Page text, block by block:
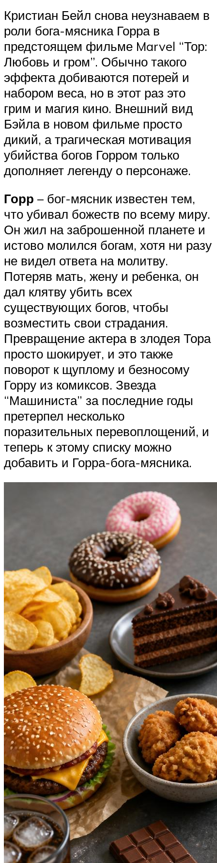
Кристиан Бейл снова неузнаваем в
роли бога-мясника Горра в
предстоящем фильме Marvel “Тор:
Любовь и гром”. Обычно такого
эффекта добиваются потерей и
набором веса, но в этот раз это
грим и магия кино. Внешний вид
Бэйла в новом фильме просто
дикий, а трагическая мотивация
убийства богов Горром только
дополняет легенду о персонаже.
Горр – бог-мясник известен тем,
что убивал божеств по всему миру.
Он жил на заброшенной планете и
истово молился богам, хотя ни разу
не видел ответа на молитву.
Потеряв мать, жену и ребенка, он
дал клятву убить всех
существующих богов, чтобы
возместить свои страдания.
Превращение актера в злодея Тора
просто шокирует, и это также
поворот к щуплому и безносому
Горру из комиксов. Звезда
“Машиниста” за последние годы
претерпел несколько
поразительных перевоплощений, и
теперь к этому списку можно
добавить и Горра-бога-мясника.